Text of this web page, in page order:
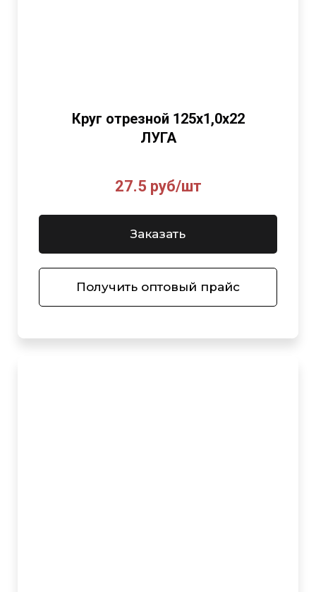
Круг отрезной 125х1,0х22
ЛУГА
27.5 руб/шт
Заказать
Получить оптовый прайс